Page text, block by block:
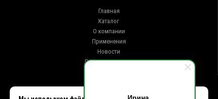
Ирина
Главная
Каталог
О компании
Применения
Новости
Доставка и оплата